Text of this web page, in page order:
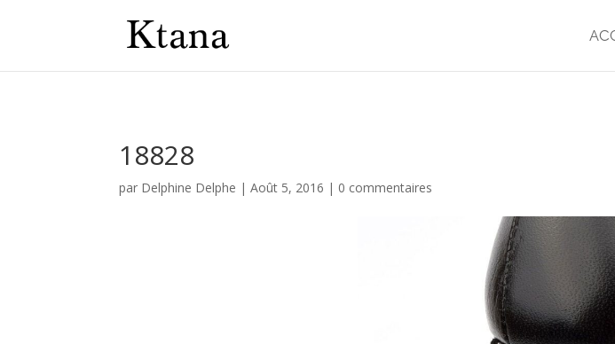
18828
par Delphine Delphe |Août 5, 2016 | 0 commentaires